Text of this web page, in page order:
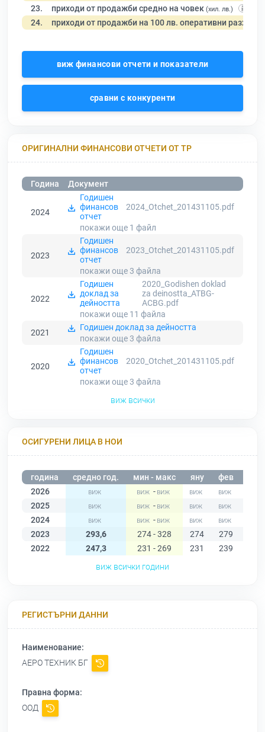
23. приходи от продажби средно на човек (хил. лв.)
24. приходи от продажби на 100 лв. оперативни разходи
виж финансови отчети и показатели
сравни с конкуренти
ОРИГИНАЛНИ ФИНАНСОВИ ОТЧЕТИ ОТ ТР
Година Документ
2024
Годишен
финансов
отчет
2024_Otchet_201431105.pdf
покажи още 1 файл
2023
Годишен
финансов
отчет
2023_Otchet_201431105.pdf
покажи още 3 файла
2022
Годишен
доклад за
дейността
2020_Godishen doklad
za deinostta_ATBG-
ACBG.pdf
покажи още 11 файла
2021
Годишен доклад за дейността
покажи още 3 файла
2020
Годишен
финансов
отчет
2020_Otchet_201431105.pdf
покажи още 3 файла
виж всички
ОСИГУРЕНИ ЛИЦА В НОИ
година средно год. мин - макс яну фев
2026
-
2025
-
2024
-
2023
293,6 274 - 328 274 279
2022
247,3 231 - 269 231 239
виж всички години
РЕГИСТЪРНИ ДАННИ
Наименование:
АЕРО ТЕХНИК БГ
Правна форма:
ООД